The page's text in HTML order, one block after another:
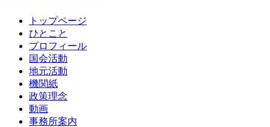
トップページ
ひとこと
プロフィール
国会活動
地元活動
機関紙
政策理念
動画
事務所案内